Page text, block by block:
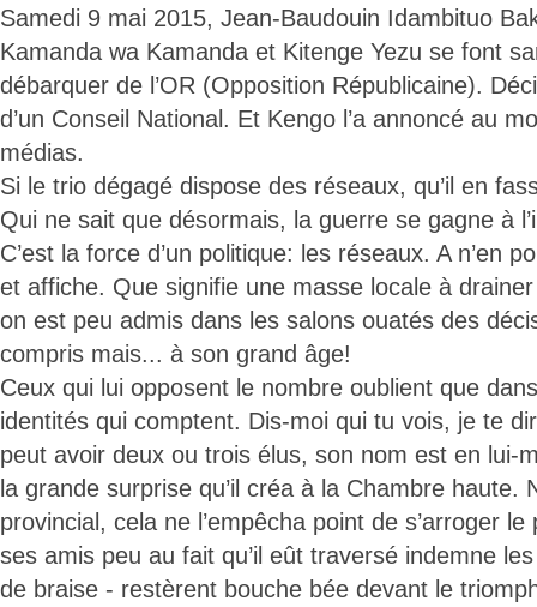
Samedi 9 mai 2015, Jean-Baudouin Idambituo
Kamanda wa Kamanda et Kitenge Yezu se font
débarquer de l’OR (Opposition Républicaine).
d’un Conseil National. Et Kengo l’a annoncé au
médias.
Si le trio dégagé dispose des réseaux, qu’il en
Qui ne sait que désormais, la guerre se gagne à
C’est la force d’un politique: les réseaux. A n’en
et affiche. Que signifie une masse locale à
on est peu admis dans les salons ouatés des
compris mais... à son grand âge!
Ceux qui lui opposent le nombre oublient que
identités qui comptent. Dis-moi qui tu vois, je te
peut avoir deux ou trois élus, son nom est en lui-
la grande surprise qu’il créa à la Chambre haute.
provincial, cela ne l’empêcha point de s’arroger
ses amis peu au fait qu’il eût traversé indemne
de braise - restèrent bouche bée devant le